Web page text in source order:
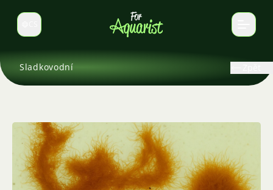
Select language
Sladkovodní